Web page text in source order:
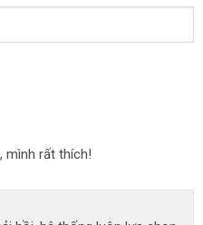
mình rất thích!